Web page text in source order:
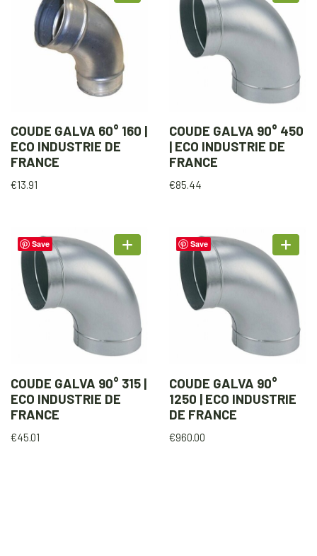
COUDE GALVA 60° 160 |
ECO INDUSTRIE DE
FRANCE
€13.91
COUDE GALVA 90° 450
| ECO INDUSTRIE DE
FRANCE
€85.44
Save
COUDE GALVA 90° 315 |
ECO INDUSTRIE DE
FRANCE
€45.01
Save
COUDE GALVA 90°
1250 | ECO INDUSTRIE
DE FRANCE
€960.00